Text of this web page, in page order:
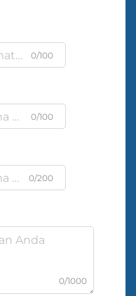
0/100
0/100
0/200
0/1000